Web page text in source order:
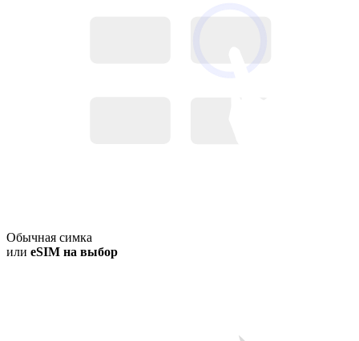
Обычная симка
или eSIM на выбор